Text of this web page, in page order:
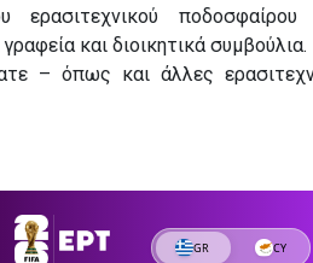
ποδοσφαίρου
και διοικητικά συμβούλια.
– όπως και άλλες